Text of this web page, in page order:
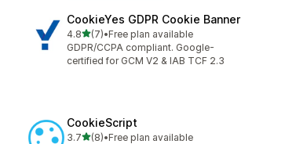
CookieYes GDPR Cookie Banner
4.85つ星中
(7)
合計レビュー数：7件
•Free plan available
GDPR/CCPA compliant. Google-
certified for GCM V2 & IAB TCF 2.3
CookieScript
3.75つ星中
(8)•Free plan available